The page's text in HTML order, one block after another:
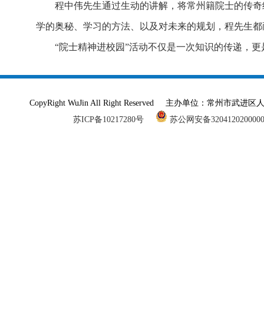
程中伟先生通过生动的讲解，将常州籍院士的传
学的奥秘、学习的方法、以及对未来的规划，程先生
“院士精神进校园”活动不仅是一次知识的传递，
CopyRight WuJin All Right Reserved 主办单位：常州市武进
苏ICP备10217280号
苏公网安备